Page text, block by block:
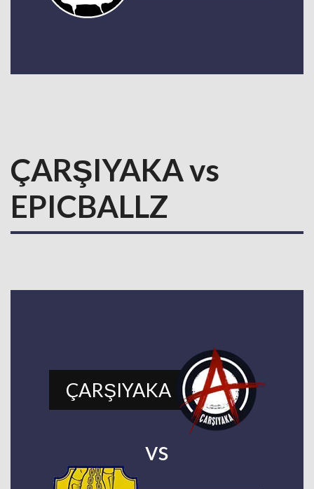
ÇARŞIYAKA vs
EPICBALLZ
ÇARŞIYAKA
vs